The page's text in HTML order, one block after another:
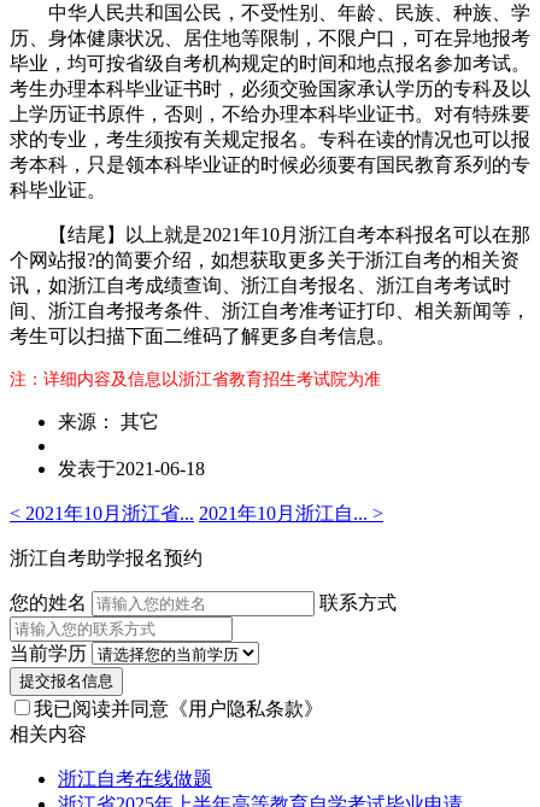
中华人民共和国公民，不受性别、年龄、民族、种族、学
历、身体健康状况、居住地等限制，不限户口，可在异地报考
毕业，均可按省级自考机构规定的时间和地点报名参加考试。
考生办理本科毕业证书时，必须交验国家承认学历的专科及以
上学历证书原件，否则，不给办理本科毕业证书。对有特殊要
求的专业，考生须按有关规定报名。专科在读的情况也可以报
考本科，只是领本科毕业证的时候必须要有国民教育系列的专
科毕业证。
【结尾】以上就是2021年10月浙江自考本科报名可以在那
个网站报?的简要介绍，如想获取更多关于浙江自考的相关资
讯，如浙江自考成绩查询、浙江自考报名、浙江自考考试时
间、浙江自考报考条件、浙江自考准考证打印、相关新闻等，
考生可以扫描下面二维码了解更多自考信息。
注：详细内容及信息以浙江省教育招生考试院为准
来源： 其它
发表于2021-06-18
< 2021年10月浙江省... 2021年10月浙江自... >
浙江自考助学报名预约
您的姓名 联系方式
当前学历
提交报名信息
我已阅读并同意 《用户隐私条款》
相关内容
浙江自考在线做题